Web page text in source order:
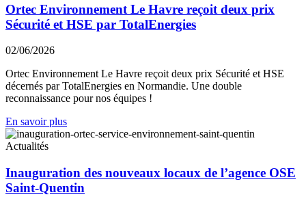
Ortec Environnement Le Havre reçoit deux prix
Sécurité et HSE par TotalEnergies
02/06/2026
Ortec Environnement Le Havre reçoit deux prix Sécurité et HSE
décernés par TotalEnergies en Normandie. Une double
reconnaissance pour nos équipes !
En savoir plus
Actualités
Inauguration des nouveaux locaux de l’agence OSE
Saint-Quentin